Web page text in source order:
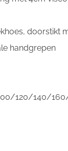
doorstikt
handgrepen
120/140/